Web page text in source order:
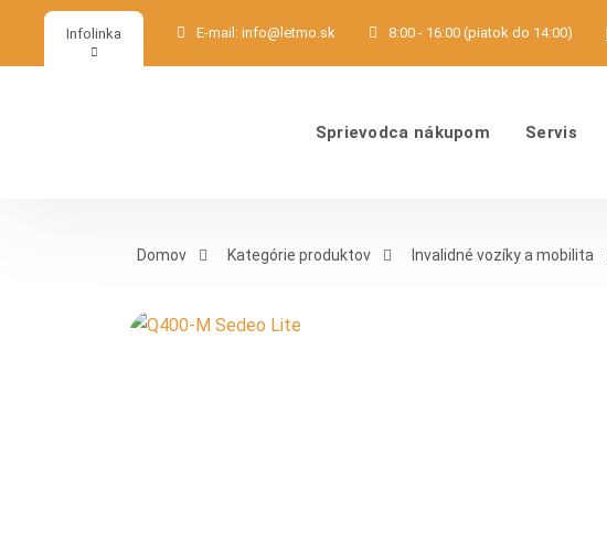
Infolinka E-mail: info@letmo.sk 8:00 - 16:00 (piatok do 14:00)
Sprievodca nákupom Servis
Domov Kategórie produktov Invalidné vozíky a mobilita